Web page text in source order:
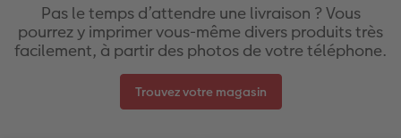
Pas le temps d’attendre une livraison ? Vous
pourrez y imprimer vous-même divers produits très
facilement, à partir des photos de votre téléphone.
Trouvez votre magasin